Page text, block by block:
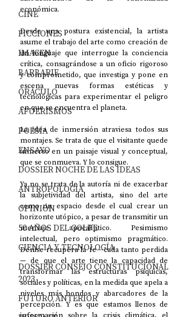
CINE
FICCIONES
IMAGEN
BARBARIE
ORÁCULO
AFUERISMOS
POESÍA
ENSAYO
DOSSIER NOCHE DE LAS IDEAS
ANTROPOLOGÍA
OPINIÓN
50 AÑOS DEL GOLPE
CIENCIA Y TECNOLOGÍA
DOSSIER CONSEJO CONSTITUCIONAL
2023
FUTURO ANTERIOR
económica.
Desde una postura existencial, la artista
asume el trabajo del arte como creación de
un lenguaje que interrogue la conciencia
crítica, consagrándose a un oficio rigoroso
y comprometido, que investiga y pone en
escena nuevas formas estéticas y
tecnológicas para experimentar el peligro
en que se encuentra el planeta.
La idea de inmersión atraviesa todos sus
montajes. Se trata de que el visitante quede
inmerso en un paisaje visual y conceptual,
que se conmueva. Y lo consigue.
Ya no se trata de la autoría ni de exacerbar
la subjetividad del artista, sino del arte
como un espacio desde el cual crear un
horizonte utópico, a pesar de transmitir un
mensaje apocalíptico. Pesimismo
intelectual, pero optimismo pragmático.
Denise recupera la fe --cada tanto perdida
— de que el arte tiene la capacidad de
transformar las estructuras psíquicas,
sociales y políticas, en la medida que apela a
niveles más hondos y abarcadores de la
percepción. Y es que estamos llenos de